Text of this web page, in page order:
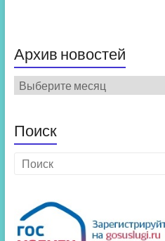
Архив новостей
Архив
новостей
Поиск